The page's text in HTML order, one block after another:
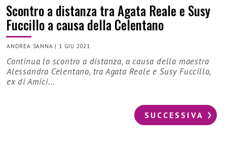
Scontro a distanza tra Agata Reale e Susy
Fuccillo a causa della Celentano
ANDREA SANNA | 1 GIU 2021
Continua lo scontro a distanza, a causa della maestra
Alessandra Celentano, tra Agata Reale e Susy Fuccillo,
ex di Amici...
SUCCESSIVA